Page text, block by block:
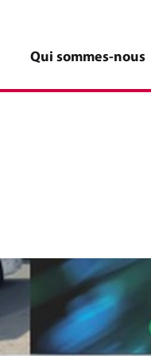
Qui sommes-nous